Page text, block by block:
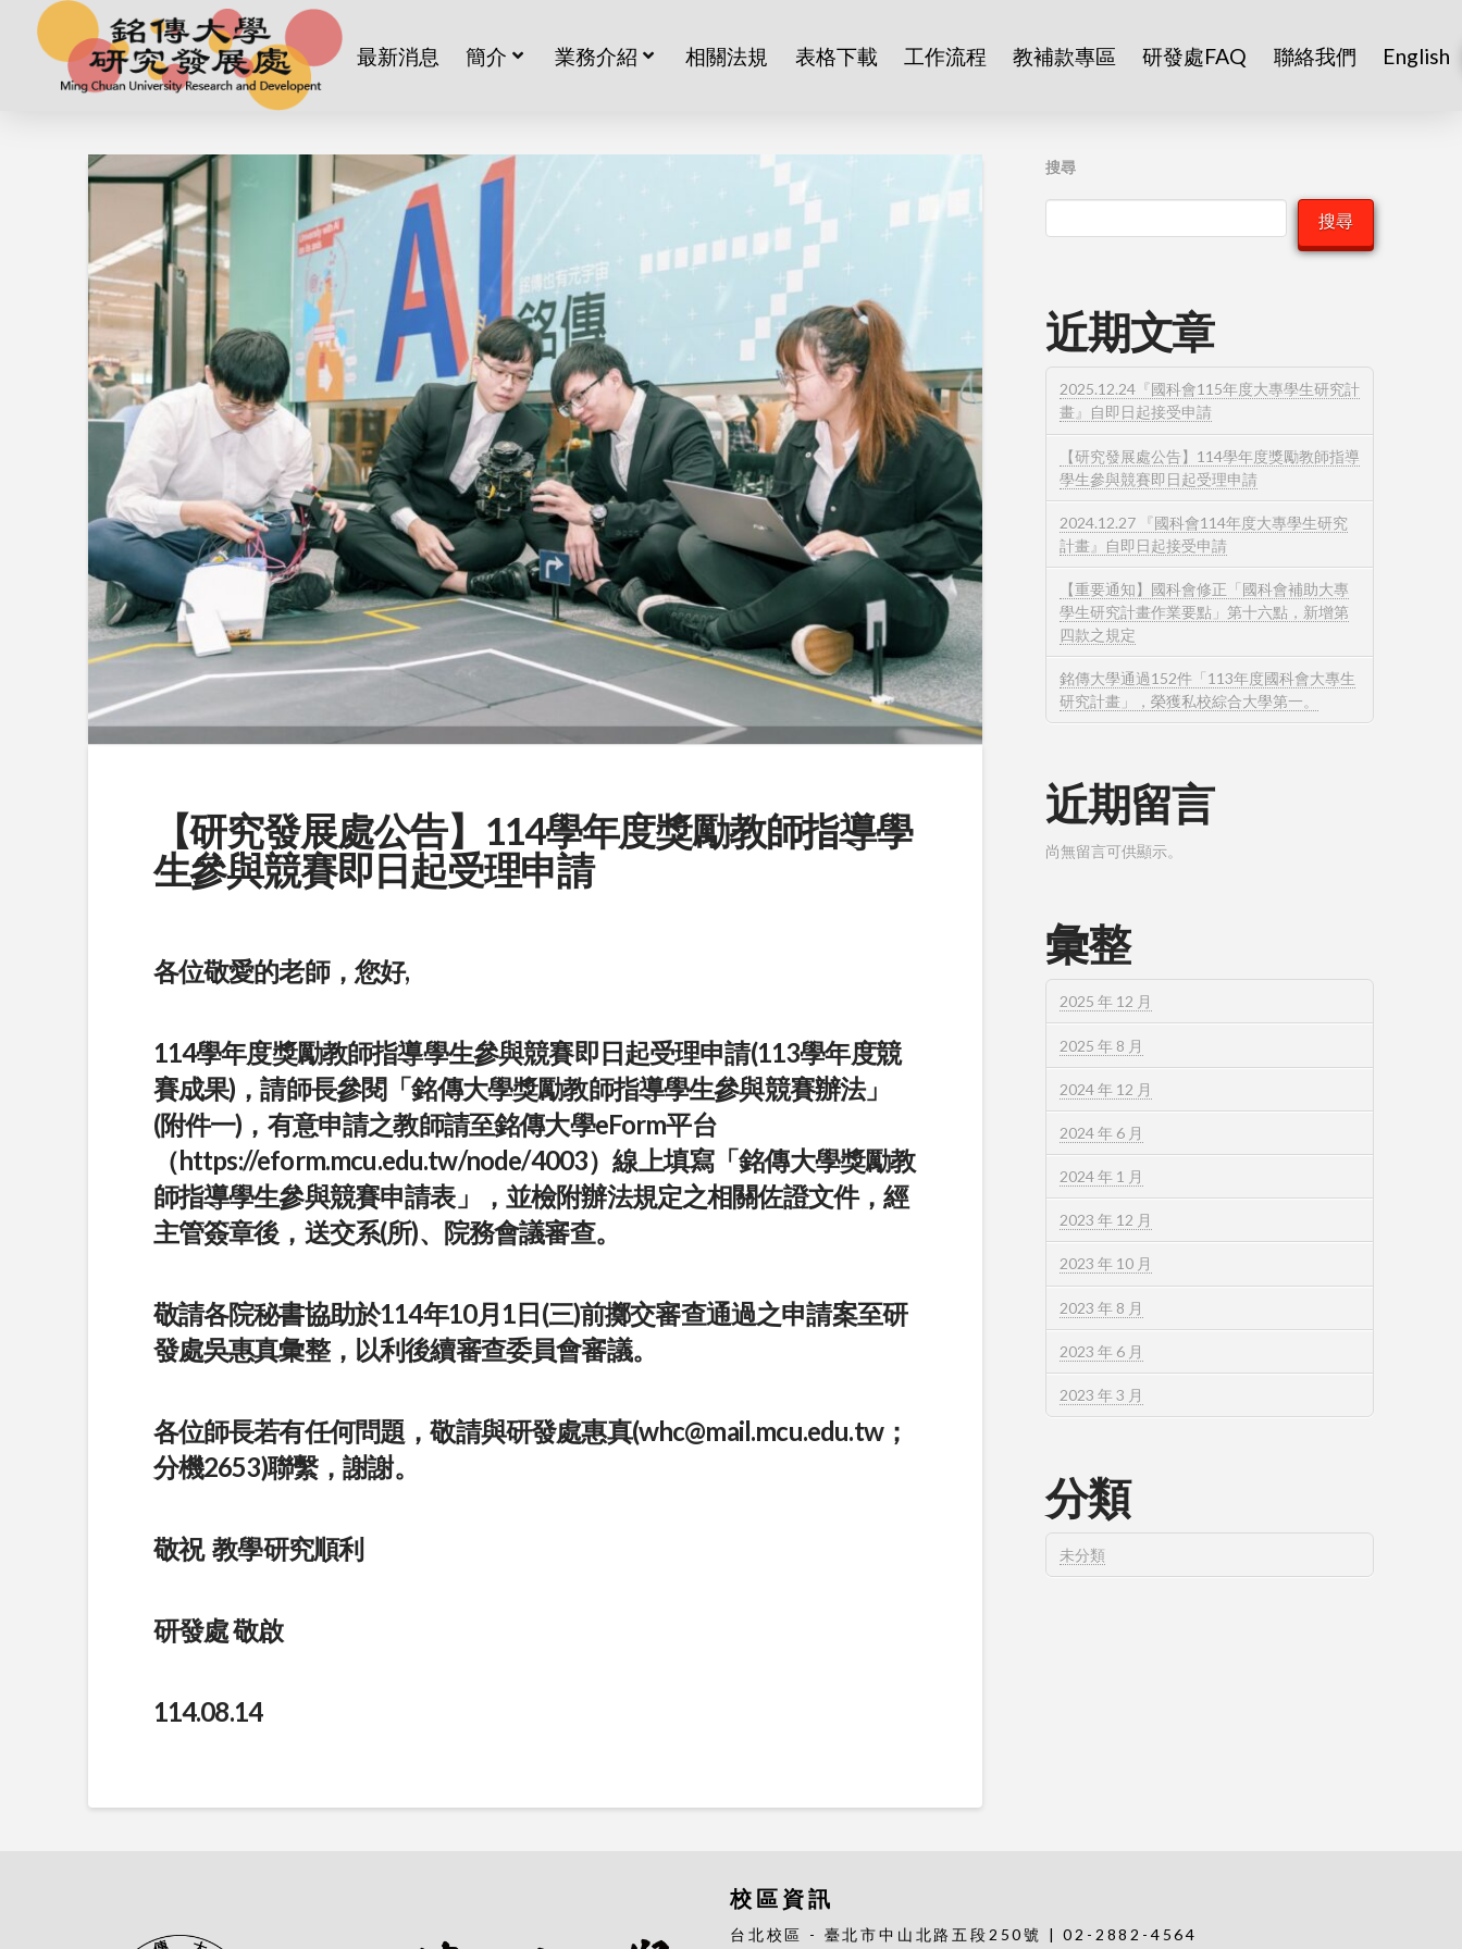
最新消息 簡介 業務介紹 相關法規 表格下載 工作流程 教補款專區 研發處FAQ 聯絡我們 English
【研究發展處公告】114學年度獎勵教師指導學
生參與競賽即日起受理申請
各位敬愛的老師，您好,
114學年度獎勵教師指導學生參與競賽即日起受理申請(113學年度競
賽成果)，請師長參閱「銘傳大學獎勵教師指導學生參與競賽辦法」
(附件一)，有意申請之教師請至銘傳大學eForm平台
（https://eform.mcu.edu.tw/node/4003）線上填寫「銘傳大學獎勵教
師指導學生參與競賽申請表」，並檢附辦法規定之相關佐證文件，經
主管簽章後，送交系(所)、院務會議審查。
敬請各院秘書協助於114年10月1日(三)前擲交審查通過之申請案至研
發處吳惠真彙整，以利後續審查委員會審議。
各位師長若有任何問題，敬請與研發處惠真(whc@mail.mcu.edu.tw；
分機2653)聯繫，謝謝。
敬祝 教學研究順利
研發處 敬啟
114.08.14
搜尋
搜尋
近期文章
2025.12.24『國科會115年度大專學生研究計
畫』自即日起接受申請
【研究發展處公告】114學年度獎勵教師指導
學生參與競賽即日起受理申請
2024.12.27 『國科會114年度大專學生研究
計畫』自即日起接受申請
【重要通知】國科會修正「國科會補助大專
學生研究計畫作業要點」第十六點，新增第
四款之規定
銘傳大學通過152件「113年度國科會大專生
研究計畫」，榮獲私校綜合大學第一。
近期留言
尚無留言可供顯示。
彙整
2025 年 12 月
2025 年 8 月
2024 年 12 月
2024 年 6 月
2024 年 1 月
2023 年 12 月
2023 年 10 月
2023 年 8 月
2023 年 6 月
2023 年 3 月
分類
未分類
校區資訊
台北校區 - 臺北市中山北路五段250號 | 02-2882-4564